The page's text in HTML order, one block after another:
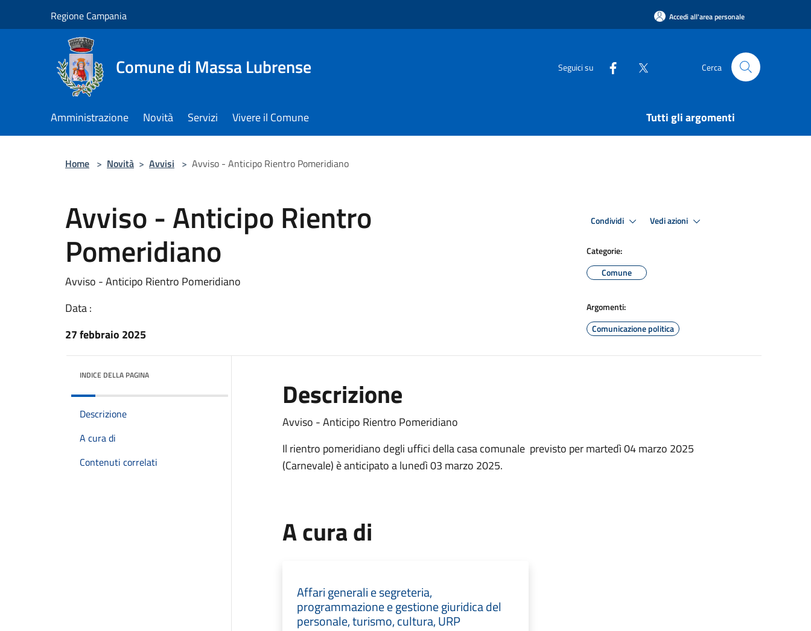
Regione Campania Accedi all'area personale
Comune di Massa Lubrense Seguici su Cerca
Amministrazione Novità Servizi Vivere il Comune Tutti gli argomenti
Home > Novità > Avvisi > Avviso - Anticipo Rientro Pomeridiano
Avviso - Anticipo Rientro
Pomeridiano
Avviso - Anticipo Rientro Pomeridiano
Data :
27 febbraio 2025
Condividi Vedi azioni
Categorie:
Comune
Argomenti:
Comunicazione politica
INDICE DELLA PAGINA
Descrizione
A cura di
Contenuti correlati
Descrizione
Avviso - Anticipo Rientro Pomeridiano
Il rientro pomeridiano degli uffici della casa comunale previsto per martedì 04 marzo 2025
(Carnevale) è anticipato a lunedì 03 marzo 2025.
A cura di
Affari generali e segreteria,
programmazione e gestione giuridica del
personale, turismo, cultura, URP